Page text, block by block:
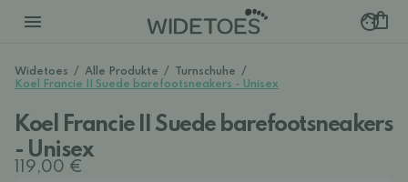
Widetoes / Alle Produkte / Turnschuhe /
Koel Francie II Suede barefootsneakers - Unisex
Koel Francie II Suede barefootsneakers
- Unisex
119,00 €